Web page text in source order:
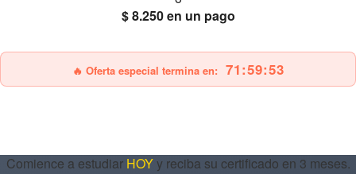
$ 8.250en un pago
🔥 Oferta especial termina en: 71:59:51
Comience a estudiar HOYy reciba su certificado en 3 meses.